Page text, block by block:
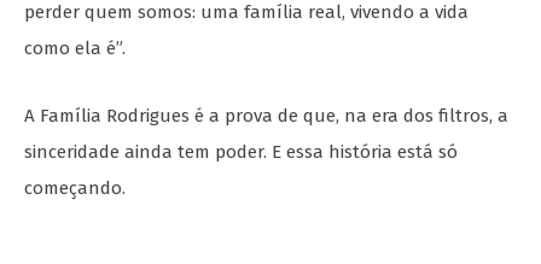
perder quem somos: uma família real, vivendo a vida
como ela é”.
A Família Rodrigues é a prova de que, na era dos filtros, a
sinceridade ainda tem poder. E essa história está só
começando.